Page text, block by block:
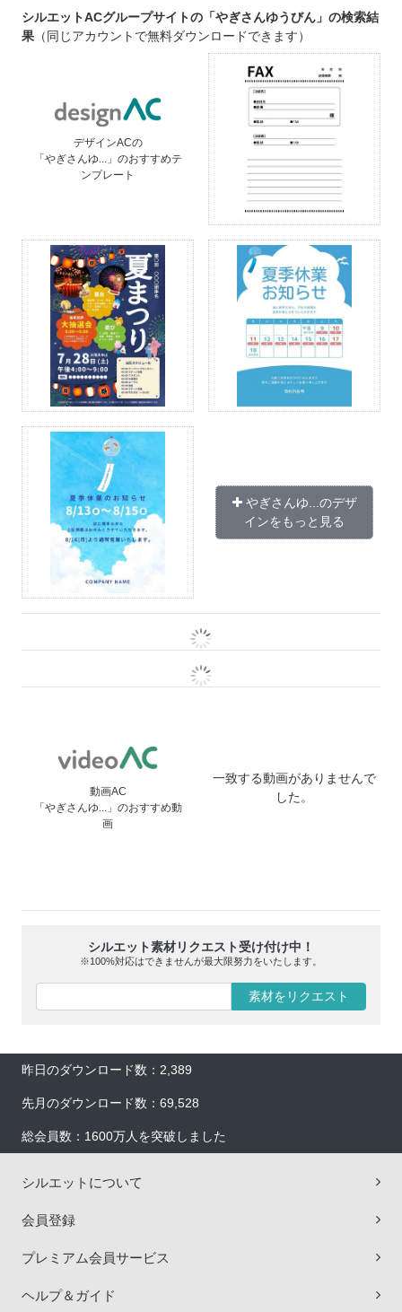
シルエットACグループサイトの「やぎさんゆうびん」の検索結
果 （同じアカウントで無料ダウンロードできます）
デザインACの
「やぎさんゆ...」のおすすめテ
ンプレート
やぎさんゆ...のデザ
インをもっと見る
動画AC
「やぎさんゆ...」のおすすめ動
画
一致する動画がありませんで
した。
シルエット素材リクエスト受け付け中！
※100%対応はできませんが最大限努力をいたします。
素材をリクエスト
昨日のダウンロード数：2,389
先月のダウンロード数：69,528
総会員数：1600万人を突破しました
シルエットについて
会員登録
プレミアム会員サービス
ヘルプ＆ガイド